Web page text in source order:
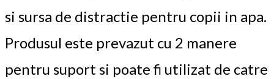
si sursa de distractie pentru copii in apa.
Produsul este prevazut cu 2 manere
pentru suport si poate fi utilizat de catre